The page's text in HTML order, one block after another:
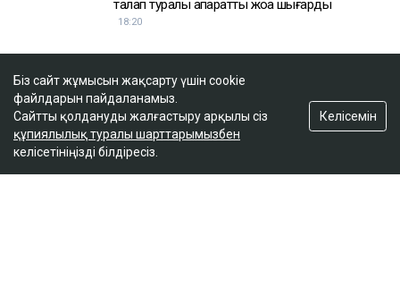
талап туралы ақпаратты жоққа шығарды
18:20
Нұрай Серікбайдың өлімі: Шерхан Аймаханнан
10 млрд теңге өтемақы талап етілді
18:03
Сатыбалдының ұлына тиесілі болған базар
Біз сайт жұмысын жақсарту үшін cookie
файлдарын пайдаланамыз.
Сайтты қолдануды жалғастыру арқылы сіз
құпиялылық туралы шарттарымызбен
келісетініңізді білдіресіз.
Келісемін